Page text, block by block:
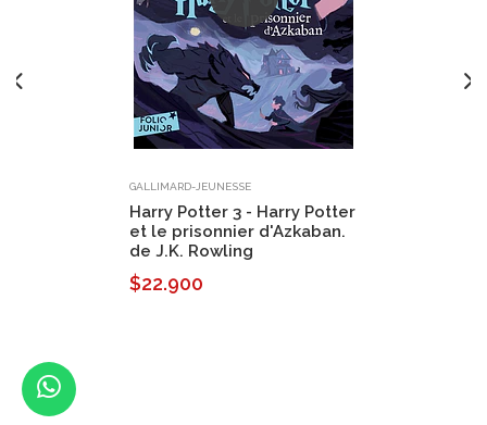
GALLIMARD-JEUNESSE
Harry Potter 3 - Harry Potter
et le prisonnier d'Azkaban.
de J.K. Rowling
$22.900